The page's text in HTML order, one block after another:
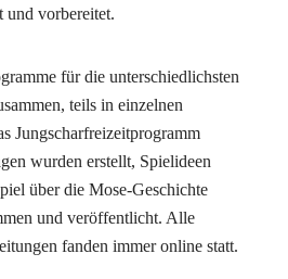
und vorbereitet.
für die unterschiedlichsten
teils in einzelnen
Jungscharfreizeitprogramm
wurden erstellt, Spielideen
über die Mose-Geschichte
und veröffentlicht. Alle
fanden immer online statt.